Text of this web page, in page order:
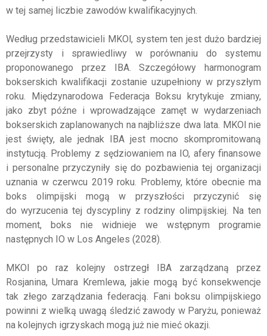
w tej samej liczbie zawodów kwalifikacyjnych.
Według przedstawicieli MKOl, system ten jest dużo bardziej
przejrzysty i sprawiedliwy w porównaniu do systemu
proponowanego przez IBA. Szczegółowy harmonogram
bokserskich kwalifikacji zostanie uzupełniony w przyszłym
roku. Międzynarodowa Federacja Boksu krytykuje zmiany,
jako zbyt późne i wprowadzające zamęt w wydarzeniach
bokserskich zaplanowanych na najbliższe dwa lata. MKOl nie
jest święty, ale jednak IBA jest mocno skompromitowaną
instytucją. Problemy z sędziowaniem na IO, afery finansowe
i personalne przyczyniły się do pozbawienia tej organizacji
uznania w czerwcu 2019 roku. Problemy, które obecnie ma
boks olimpijski mogą w przyszłości przyczynić się
do wyrzucenia tej dyscypliny z rodziny olimpijskiej. Na ten
moment, boks nie widnieje we wstępnym programie
następnych IO w Los Angeles (2028).
MKOl po raz kolejny ostrzegł IBA zarządzaną przez
Rosjanina, Umara Kremlewa, jakie mogą być konsekwencje
tak złego zarządzania federacją. Fani boksu olimpijskiego
powinni z wielką uwagą śledzić zawody w Paryżu, ponieważ
na kolejnych igrzyskach mogą już nie mieć okazji.